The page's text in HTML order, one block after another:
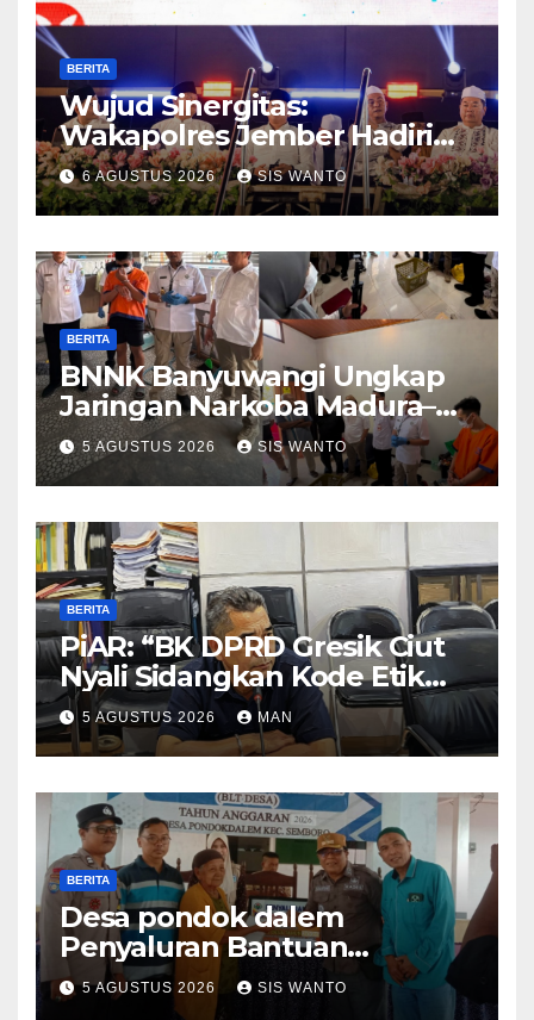
BERITA
Wujud Sinergitas:
Wakapolres Jember Hadiri
Sholawat & Doa Sambut HUT
RI ke-81
6 AGUSTUS 2026 SIS WANTO
BERITA
BNNK Banyuwangi Ungkap
Jaringan Narkoba Madura–
Bali
5 AGUSTUS 2026 SIS WANTO
BERITA
PiAR: “BK DPRD Gresik Ciut
Nyali Sidangkan Kode Etik
Ketua DPRD”
5 AGUSTUS 2026 MAN
BERITA
Desa pondok dalem
Penyaluran Bantuan
Langsung Tunai (BLT) Di
Desa Pondokdalem
5 AGUSTUS 2026 SIS WANTO